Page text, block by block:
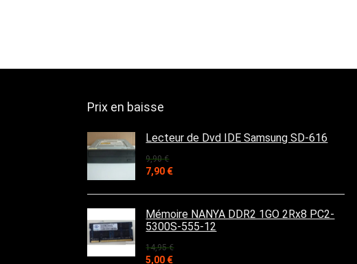
Prix en baisse
Lecteur de Dvd IDE Samsung SD-616
9,90€
Le
initial
était :
9,90 €.
7,90 €Le
actuel
est :
7,90 €.
Mémoire NANYA DDR2 1GO 2Rx8 PC2-
5300S-555-12
14,95€
Le
5,00 €Le